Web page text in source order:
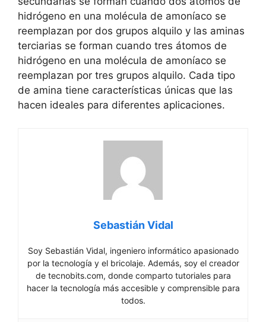
hidrógeno en una molécula de amoníaco se
reemplazan por dos grupos alquilo y las aminas
terciarias se forman cuando tres átomos de
hidrógeno en una molécula de amoníaco se
reemplazan por tres grupos alquilo. Cada tipo
de amina tiene características únicas que las
hacen ideales para diferentes aplicaciones.
Sebastián Vidal
Soy Sebastián Vidal, ingeniero informático apasionado
por la tecnología y el bricolaje. Además, soy el creador
de tecnobits.com, donde comparto tutoriales para
hacer la tecnología más accesible y comprensible para
todos.